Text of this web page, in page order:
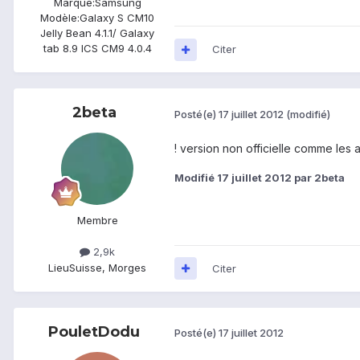
Marque:Samsung
Modèle:Galaxy S CM10
Jelly Bean 4.1.1/ Galaxy
tab 8.9 ICS CM9 4.0.4
Citer
2beta
Membre
2,9k
LieuSuisse, Morges
Posté(e) 17 juillet 2012 (modifié)
! version non officielle comme les
Modifié 17 juillet 2012 par 2beta
Citer
PouletDodu Posté(e) 17 juillet 2012